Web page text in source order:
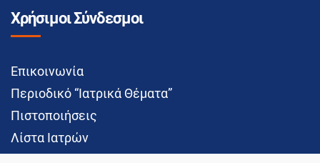
Χρήσιμοι Σύνδεσμοι
Επικοινωνία
Περιοδικό “Ιατρικά Θέματα”
Πιστοποιήσεις
Λίστα Ιατρών